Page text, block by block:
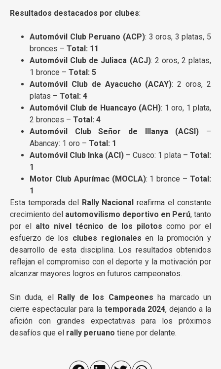
Resultados destacados por clubes:
Automóvil Club Peruano (ACP): 3 oros, 3 platas, 5
bronces – Total: 11
Automóvil Club de Juliaca (ACJ): 2 oros, 2 platas,
1 bronce – Total: 5
Automóvil Club de Ayacucho (ACAY): 2 oros, 2
platas – Total: 4
Automóvil Club de Huancayo (ACH): 1 oro, 1 plata,
2 bronces – Total: 4
Automóvil Club Señor de Illanya (ACSI) –
Abancay: 1 oro – Total: 1
Automóvil Club Inka (ACI) – Cusco: 1 plata – Total:
1
Motor Club Apurímac (MOCLA): 1 bronce –Total:
1
Esta temporada del
Rally Nacional reafirma el constante
crecimiento del automovilismo deportivo en Perú, tanto
por el alto nivel técnico de los pilotos como por el
esfuerzo de los clubes regionales en la promoción y
desarrollo de esta disciplina. Los resultados obtenidos
reflejan el compromiso con el deporte y la motivación por
alcanzar mayores logros en futuros campeonatos.
Sin duda, el Rally de los Campeones ha marcado un
cierre espectacular para la temporada 2024, dejando a la
afición con grandes expectativas para los próximos
desafíos que el rally peruano tiene por delante.